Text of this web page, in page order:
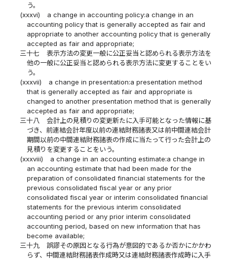
う。
(xxxvi)
a change in accounting policy:a change in an
accounting policy that is generally accepted as fair and
appropriate to another accounting policy that is generally
accepted as fair and appropriate;
三十七
表示方法の変更一般に公正妥当と認められる表示方法を
他の一般に公正妥当と認められる表示方法に変更することをい
う。
(xxxvii)
a change in presentation:a presentation method
that is generally accepted as fair and appropriate is
changed to another presentation method that is generally
accepted as fair and appropriate;
三十八
会計上の見積りの変更新たに入手可能となった情報に基
づき、前連結会計年度以前の連結財務諸表又は前中間連結会計
期間以前の中間連結財務諸表の作成に当たって行った会計上の
見積りを変更することをいう。
(xxxviii)
a change in an accounting estimate:a change in
an accounting estimate that had been made for the
preparation of consolidated financial statements for the
previous consolidated fiscal year or any prior
consolidated fiscal year or interim consolidated financial
statements for the previous interim consolidated
accounting period or any prior interim consolidated
accounting period, based on new information that has
become available;
三十九
誤謬その原因となる行為が意図的であるか否かにかかわ
らず、中間連結財務諸表作成時又は連結財務諸表作成時に入手